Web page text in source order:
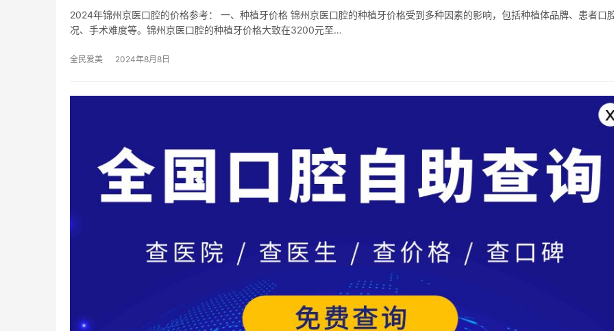
2024年锦州京医口腔的价格参考： 一、种植牙价格 锦州京医口腔的种植牙价格受到多种因素的影响，包括种植体品牌、患者口
况、手术难度等。锦州京医口腔的种植牙价格大致在3200元至…
全民爱美 2024年8月8日